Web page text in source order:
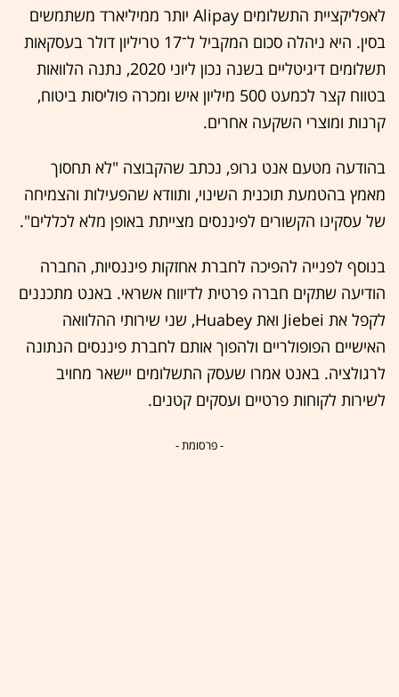
לאפליקציית התשלומים Alipay יותר ממיליארד משתמשים
בסין. היא ניהלה סכום המקביל ל־17 טריליון דולר בעסקאות
תשלומים דיגיטליים בשנה נכון ליוני 2020, נתנה הלוואות
בטווח קצר לכמעט 500 מיליון איש ומכרה פוליסות ביטוח,
קרנות ומוצרי השקעה אחרים.
בהודעה מטעם אנט גרופ, נכתב שהקבוצה "לא תחסוך
מאמץ בהטמעת תוכנית השינוי, ותוודא שהפעילות והצמיחה
של עסקינו הקשורים לפיננסים מצייתת באופן מלא לכללים".
בנוסף לפנייה להפיכה לחברת אחזקות פיננסיות, החברה
הודיעה שתקים חברה פרטית לדיווח אשראי. באנט מתכננים
לקפל את Jiebei ואת Huabey, שני שירותי ההלוואה
האישיים הפופולריים ולהפוך אותם לחברת פיננסים הנתונה
לרגולציה. באנט אמרו שעסק התשלומים יישאר מחויב
לשירות לקוחות פרטיים ועסקים קטנים.
- פרסומת -